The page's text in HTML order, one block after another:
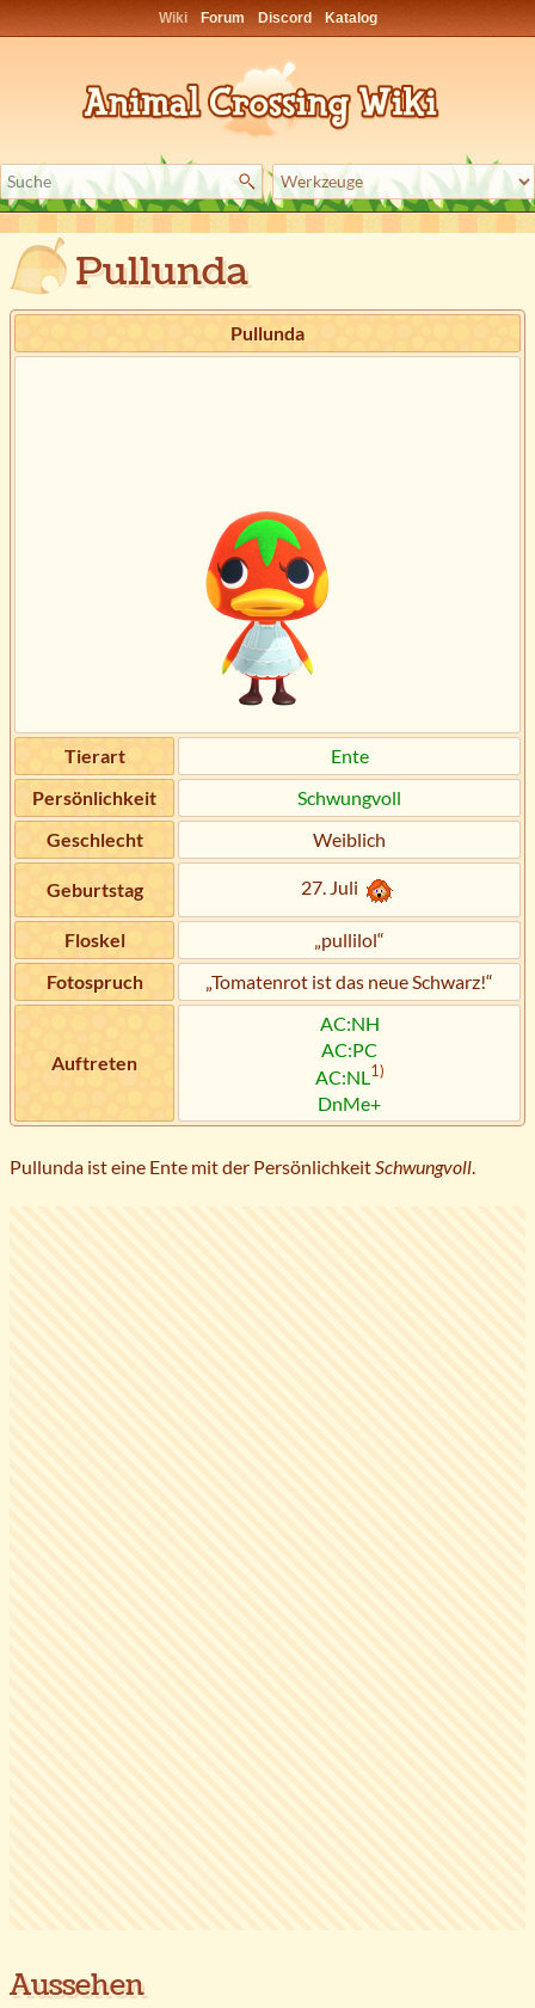
Wiki Forum Discord Katalog
Pullunda
Pullunda
Tierart
Ente
Persönlichkeit
Schwungvoll
Geschlecht
Weiblich
Geburtstag 27. Juli
Floskel
„pullilol“
Fotospruch
„Tomatenrot ist das neue Schwarz!“
Auftreten
AC:NH
AC:PC
AC:NL 1)
DnMe+
Pullunda ist eine Ente mit der Persönlichkeit Schwungvoll
Aussehen